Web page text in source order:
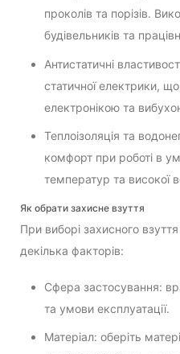
проколів та порізів.
будівельників та
Антистатичні
статичної електрики,
електронікою та
Теплоізоляція та
комфорт при роботі в
температур та високої
Як обрати захисне взуття
При виборі захисного
декілька факторів:
Сфера застосування:
та умови експлуатації.
Матеріал: оберіть